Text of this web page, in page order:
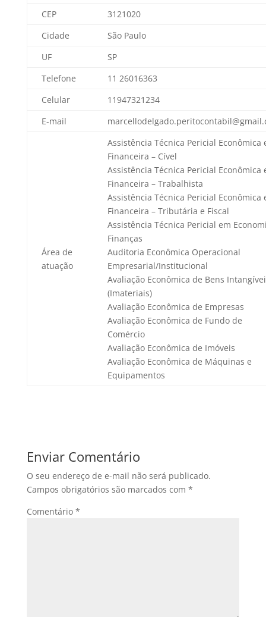
CEP
3121020
Cidade
São Paulo
UF
SP
Telefone
11 26016363
Celular
11947321234
E-mail
Área de
atuação
Assistência Técnica Pericial Econômica
Financeira – Cível
Assistência Técnica Pericial Econômica
Financeira – Trabalhista
Assistência Técnica Pericial Econômica
Financeira – Tributária e Fiscal
Assistência Técnica Pericial em
Finanças
Auditoria Econômica Operacional
Empresarial/Institucional
Avaliação Econômica de Bens
(Imateriais)
Avaliação Econômica de Empresas
Avaliação Econômica de Fundo de
Comércio
Avaliação Econômica de Imóveis
Avaliação Econômica de Máquinas e
Equipamentos
Enviar Comentário
O seu endereço de e-mail não será publicado.
Campos obrigatórios são marcados com *
Comentário *